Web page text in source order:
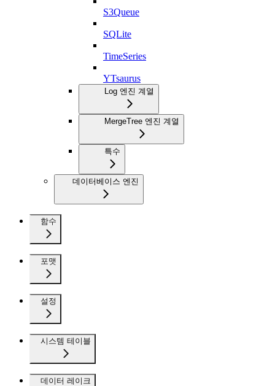
S3Queue
SQLite
TimeSeries
YTsaurus
Log 엔진 계열
MergeTree 엔진 계열
특수
데이터베이스 엔진
함수
포맷
설정
시스템 테이블
데이터 레이크